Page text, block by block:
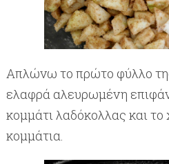
Απλώνω το πρώτο φύλλο
ελαφρά αλευρωμένη
κομμάτι λαδόκολλας και
κομμάτια.